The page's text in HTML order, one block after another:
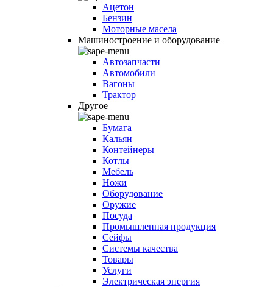
Ацетон
Бензин
Моторные масела
Машиностроение и оборудование
Автозапчасти
Автомобили
Вагоны
Трактор
Другое
Бумага
Кальян
Контейнеры
Котлы
Мебель
Ножи
Оборудование
Оружие
Посуда
Промышленная продукция
Сейфы
Системы качества
Товары
Услуги
Электрическая энергия